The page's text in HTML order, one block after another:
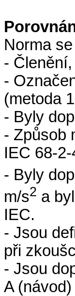
Norma
-
-
(metoda
- Byly
- Způsob
IEC 68-2-
- Byly
m/s2 a
IEC.
- Jsou
při
- Jsou
A